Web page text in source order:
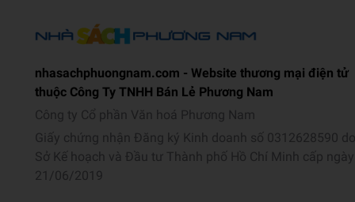
nhasachphuongnam.com - Website thương mại điện tử
thuộc Công Ty TNHH Bán Lẻ Phương Nam
Công ty Cổ phần Văn hoá Phương Nam
Giấy chứng nhận Đăng ký Kinh doanh số 0312628590 do
Sở Kế hoạch và Đầu tư Thành phố Hồ Chí Minh cấp ngày
21/06/2019